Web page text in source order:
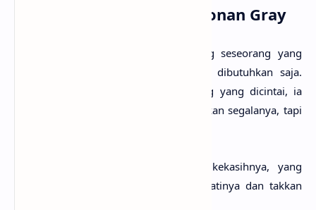
Makna Lagu Yours - Conan Gray
Lirik lagu Yours mencerita­kan ten­tang seseo­rang yang
mera­sa hanya dipang­gil saat sedang dibutuh­kan saja.
Meski sadar bahwa ia bukan­lah orang yang dicin­tai, ia
tetap tidak menye­rah. Ia rela memberi­kan segala­nya, tapi
Ia hanya ingin melihat raut wajah kekasihnya, yang
mengetahui bahwa ia adalah cinta sejatinya dan takkan